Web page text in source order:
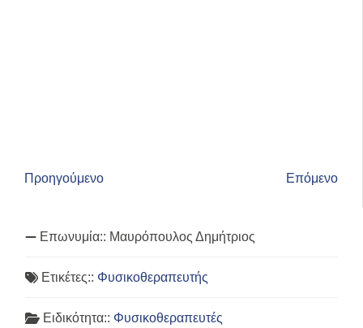
Προηγούμενο Επόμενο
Επωνυμία:: Μαυρόπουλος Δημήτριος
Ετικέτες:: Φυσικοθεραπευτής
Ειδικότητα:: Φυσικοθεραπευτές